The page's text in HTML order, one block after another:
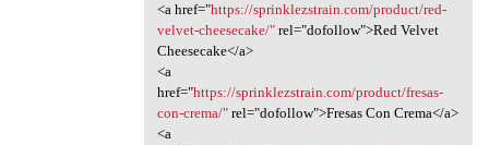
<a href="https://sprinklezstrain.com/product/red-
velvet-cheesecake/"rel="dofollow">Red Velvet
Cheesecake</a>
<a
href="https://sprinklezstrain.com/product/fresas-
con-crema/"rel="dofollow">Fresas Con Crema</a>
<a